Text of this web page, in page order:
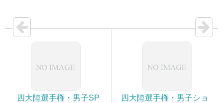
四大陸選手権・男子SP
四大陸選手権・男子ショ